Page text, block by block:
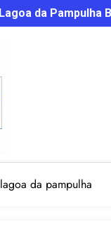
Lagoa da Pampulha
da pampulha